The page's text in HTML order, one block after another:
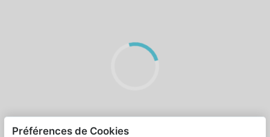
Préférences de Cookies